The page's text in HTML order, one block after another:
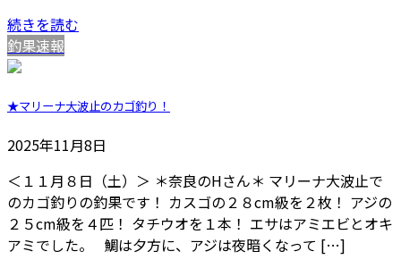
続きを読む
釣果速報
★マリーナ大波止のカゴ釣り！
2025年11月8日
＜１１月８日（土）＞ ＊奈良のHさん＊ マリーナ大波止で
のカゴ釣りの釣果です！ カスゴの２８cm級を２枚！ アジの
２５cm級を４匹！ タチウオを１本！ エサはアミエビとオキ
アミでした。 鯛は夕方に、アジは夜暗くなって […]